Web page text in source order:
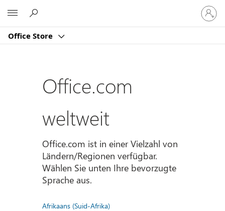
Office Store
Bei
Ihrem
Konto
Office.com
weltweit
Office.com ist in einer Vielzahl von
Ländern/Regionen verfügbar.
Wählen Sie unten Ihre bevorzugte
Sprache aus.
Afrikaans (Suid-Afrika)